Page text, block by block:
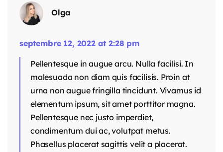
Olga
septembre 12, 2022 at 2:28 pm
Pellentesque in augue arcu. Nulla facilisi. In
malesuada non diam quis facilisis. Proin at
urna non augue fringilla tincidunt. Vivamus id
elementum ipsum, sit amet porttitor magna.
Pellentesque nec justo imperdiet,
condimentum dui ac, volutpat metus.
Phasellus placerat sagittis velit a placerat.